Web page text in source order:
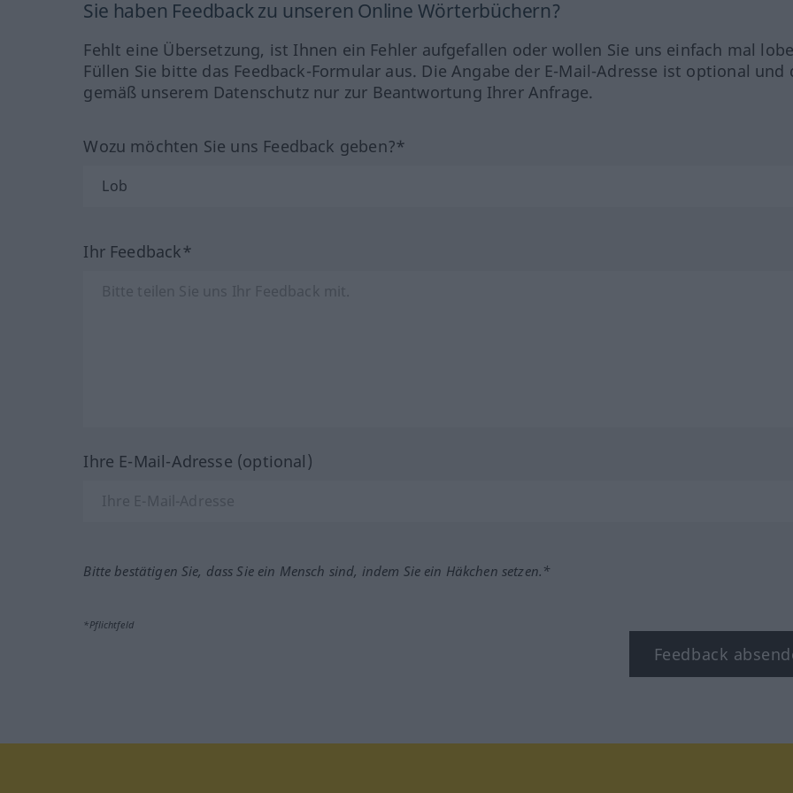
Sie haben Feedback zu unseren Online Wörterbüchern?
Fehlt eine Übersetzung, ist Ihnen ein Fehler aufgefallen oder wollen Sie uns einfach mal
Füllen Sie bitte das Feedback-Formular aus. Die Angabe der E-Mail-Adresse ist optional und
gemäß unserem Datenschutz nur zur Beantwortung Ihrer Anfrage.
Wozu möchten Sie uns Feedback geben?*
Ihr Feedback*
Ihre E-Mail-Adresse (optional)
Bitte bestätigen Sie, dass Sie ein Mensch sind, indem Sie ein Häkchen setzen.*
*Pflichtfeld
Feedback